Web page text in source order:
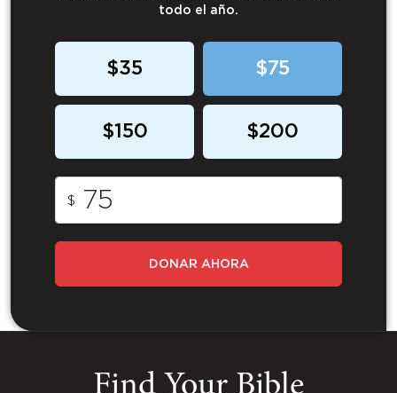
todo el año.
$35 $75
$150 $200
$
DONAR AHORA